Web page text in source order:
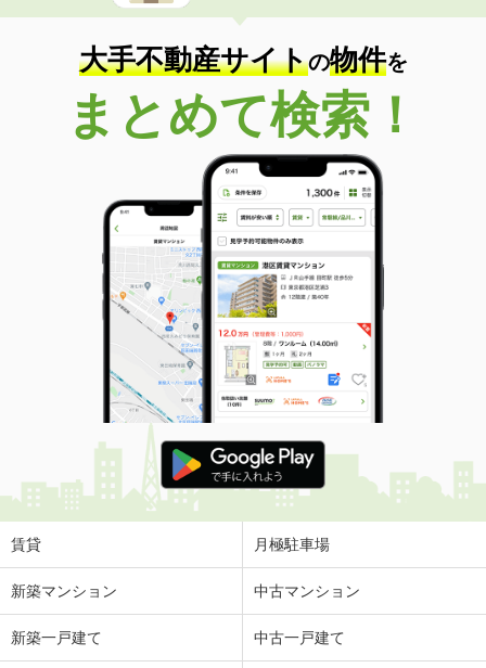
専有面積 66.77m²
間取り
3LDK
高知県高知市若草町
価 格
3.20万円
高知県高知市若草町
21.6m²
間取り
2K
高知県高知市南宝永町
価 格
6.20万円
住 所
高知県高知市南宝永町
専有面積 42.2m²
間取り
1LDK
高知県高知市若草町
価 格
5万円
住 所
高知県高知市若草町
専有面積
高知県高知市百石町３
3.80万円
大手不動産サイトの物件を
まとめて検索！
賃貸 月極駐車場
新築マンション 中古マンション
新築一戸建て 中古一戸建て